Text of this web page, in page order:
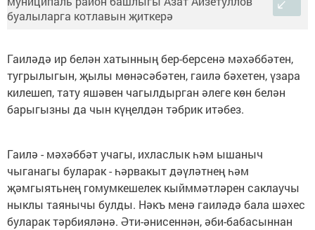
Гаиләдә ир белән хатынның бер-берсенә мәхәббәтен,
тугрылыгын, җылы мөнәсәбәтен, гаилә бәхетен, үзара
килешеп, тату яшәвен чагылдырган әлеге көн белән
барыгызны да чын күңелдән тәбрик итәбез.
Гаилә - мәхәббәт учагы, ихласлык һәм ышаныч
чыганагы буларак - һәрвакыт дәүләтнең һәм
җәмгыятьнең гомумкешелек кыйммәтләрен саклаучы
ныклы таянычы булды. Нәкъ менә гаиләдә бала шәхес
буларак тәрбияләнә. Әти-әнисеннән, әби-бабасыннан